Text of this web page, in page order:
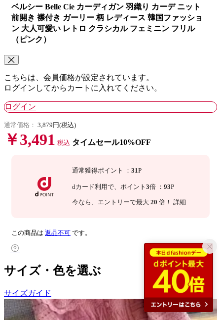
ベルシー Belle Cie カーディガン 羽織り カーデ ニット
前開き 襟付き ガーリー 柄 レディース 韓国ファッショ
ン 大人可愛い レトロ クラシカル フェミニン フリル
（ピンク）
こちらは、会員価格が設定されています。
ログインしてからカートに入れてください。
ログイン
通常価格： 3,879円(税込)
￥3,491 税込 タイムセール10%OFF
通常獲得ポイント ：31P
dカード利用で、ポイント3倍 ：93P
今なら 、エントリーで最大 20 倍！詳細
この商品は 返品不可 です。
サイズ・色を選ぶ
サイズガイド